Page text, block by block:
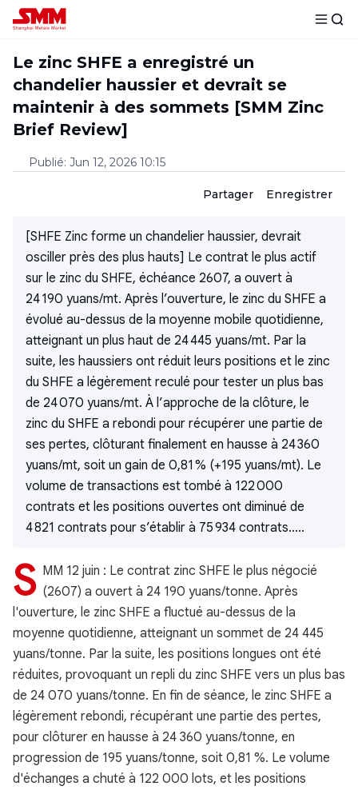
Le zinc SHFE a enregistré un
chandelier haussier et devrait se
maintenir à des sommets [SMM Zinc
Brief Review]
Publié: Jun 12, 2026 10:15
Partager Enregistrer
[SHFE Zinc forme un chandelier haussier, devrait
osciller près des plus hauts] Le contrat le plus actif
sur le zinc du SHFE, échéance 2607, a ouvert à
24 190 yuans/mt. Après l’ouverture, le zinc du SHFE a
évolué au-dessus de la moyenne mobile quotidienne,
atteignant un plus haut de 24 445 yuans/mt. Par la
suite, les haussiers ont réduit leurs positions et le zinc
du SHFE a légèrement reculé pour tester un plus bas
de 24 070 yuans/mt. À l’approche de la clôture, le
zinc du SHFE a rebondi pour récupérer une partie de
ses pertes, clôturant finalement en hausse à 24 360
yuans/mt, soit un gain de 0,81 % (+195 yuans/mt). Le
volume de transactions est tombé à 122 000
contrats et les positions ouvertes ont diminué de
4 821 contrats pour s’établir à 75 934 contrats.....
S MM 12 juin : Le contrat zinc SHFE le plus négocié
(2607) a ouvert à 24 190 yuans/tonne. Après
l'ouverture, le zinc SHFE a fluctué au-dessus de la
moyenne quotidienne, atteignant un sommet de 24 445
yuans/tonne. Par la suite, les positions longues ont été
réduites, provoquant un repli du zinc SHFE vers un plus bas
de 24 070 yuans/tonne. En fin de séance, le zinc SHFE a
légèrement rebondi, récupérant une partie des pertes,
pour clôturer en hausse à 24 360 yuans/tonne, en
progression de 195 yuans/tonne, soit 0,81 %. Le volume
d'échanges a chuté à 122 000 lots, et les positions